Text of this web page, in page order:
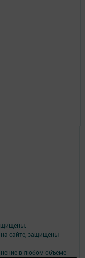
сайте, защищены
в любом объеме